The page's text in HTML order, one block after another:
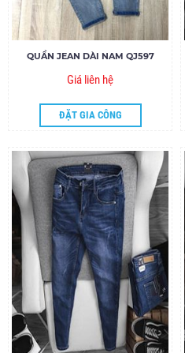
QUẦN JEAN DÀI NAM QJ597
Giá liên hệ
ĐẶT GIA CÔNG